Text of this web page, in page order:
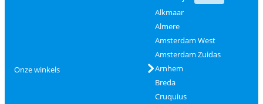
Onze winkels
Alkmaar
Almere
Amsterdam West
Amsterdam Zuidas
Arnhem
Breda
Cruquius